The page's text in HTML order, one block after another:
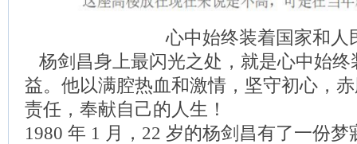
心中始终装着国家和人
杨剑昌身上最闪光之处，就是心中始终
益。他以满腔热血和激情，坚守初心，
责任，奉献自己的人生！
1980 年 1 月，22 岁的杨剑昌有了一份